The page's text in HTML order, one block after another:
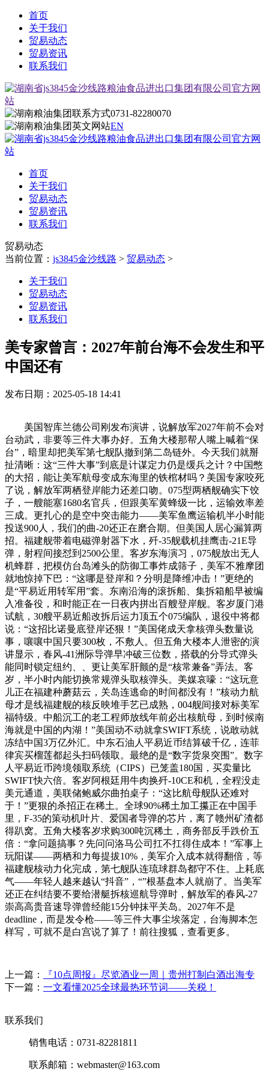
首页
关于我们
贸易动态
贸易资讯
联系我们
0731-82280070
EN
首页
关于我们
贸易动态
贸易资讯
联系我们
贸易动态
当前位置： js3845金沙线路 > 贸易动态 >
关于我们
贸易动态
贸易资讯
联系我们
美专家曾言：2027年前台海不会发生和平
中国还有
发布日期：2025-05-18 14:41
美国智库兰德公司刚发布演讲，说解放军2027年前不会对
台动武，非要等三件大事办好。五角大楼那帮人嘴上喊着“保
台”，暗里却把美军第七舰队撤到第二岛链外。今天我们就掰
扯清晰：这“三件大事”到底是计谋定力仍是缓兵之计？中国憋
的大招，能让美军航母变成东海里的铁棺材吗？美国专家咬死
了说，解放军两栖登岸能力还差口吻。075型两栖舰确实下饺
子，一艘能塞1680名官兵，但跟美军黄蜂级一比，运输效率差
三成。更扎心的是空中突击能力——美军鱼鹰运输机半小时能
投送900人，我们的曲-20还正在磨合期。但美国人居心漏算两
招。福建舰带着电磁弹射器下水，歼-35舰载机挂鹰击-21E导
弹，射程间接怼到2500公里。客岁东海演习，075舰放出无人
机蜂群，把模仿台岛滩头的防御工事炸成筛子，美军不雅摩团
就地惊掉下巴：“这哪是登岸和？分明是降维冲击！”更绝的
是“平易近用转军用”套。东南沿海的滚拆船、集拆箱船早被编
入准备役，和时能正在一日夜内拼出百艘登岸舰。客岁厦门港
试航，30艘平易近船改拆后运力顶五个075编队，退役中将都
说：“这招比诺曼底登岸还狠！”美国佬成天拿核弹头数量说
事，嚷嚷中国只要300枚，不敷人。但五角大楼本人泄密的演
讲显示，春风-41洲际导弹早冲破三位数，搭载的分导式弹头
能同时锁定纽约、、更让美军肝颤的是“核常兼备”弄法。客
岁，半小时内能切换常规弹头取核弹头。美媒哀嚎：“这玩意
儿正在福建种蘑菇云，关岛连逃命的时间都没有！”核动力航
母才是线福建舰的核反映堆手艺已成熟，004舰间接对标美军
福特级。中船沉工的老工程师放线年前必出核航母，到时候南
海就是中国的内湖！”美国动不动就拿SWIFT系统，说敢动就
冻结中国3万亿外汇。中东石油人平易近币结算破千亿，连菲
律宾买榴莲都起头扫码领取。最绝的是“数字货泉突围”。数字
人平易近币跨境领取系统（CIPS）已笼盖180国，买卖量比
SWIFT快六倍。客岁阿根廷用牛肉换歼-10CE和机，全程没走
美元通道，美联储鲍威尔曲拍桌子：“这比航母舰队还难对
于！”更狠的杀招正在稀土。全球90%稀土加工攥正在中国手
里，F-35的策动机叶片、爱国者导弹的芯片，离了赣州矿渣都
得趴窝。五角大楼客岁求购300吨沉稀土，商务部反手跌价五
倍：“拿问题搞事？先问问洛马公司扛不扛得住成本！”军事上
玩阳谋——两栖和力每提拔10%，美军介入成本就得翻倍，等
福建舰核动力化完成，第七舰队连琉球群岛都守不住。上耗底
气——年轻人越来越认“抖音”，“”根基盘本人就崩了。当美军
还正在纠结要不要给潜艇拆核巡航导弹时，解放军的春风-27
崇高高贵音速导弹曾经能15分钟抹平关岛。2027年不是
deadline，而是发令枪——等三件大事尘埃落定，台海脚本怎
样写，可就不是白宫说了算了！前往搜狐，查看更多。
上一篇：
『10点周报』尽览酒业一周｜贵州打制白酒出海专
下一篇： 一文看懂2025全球最热环节词——关税！
联系我们
销售电话：0731-82281811
联系邮箱：webmaster@163.com